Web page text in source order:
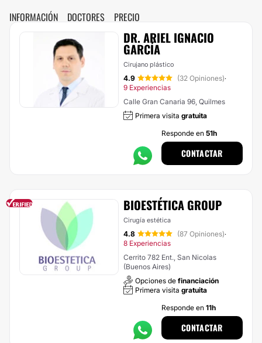
INFORMACIÓN DOCTORES PRECIO
DR. ARIEL IGNACIO
GARCÍA
Cirujano plástico
4.9 (32 Opiniones)·
9 Experiencias
Calle Gran Canaria 96, Quilmes
Primera visita gratuita
Responde en 51h
CONTACTAR
BIOESTÉTICA GROUP
Cirugía estética
4.8 (87 Opiniones)·
8 Experiencias
Cerrito 782 Ent., San Nicolas
(Buenos Aires)
Opciones de financiación
Primera visita gratuita
Responde en 11h
CONTACTAR